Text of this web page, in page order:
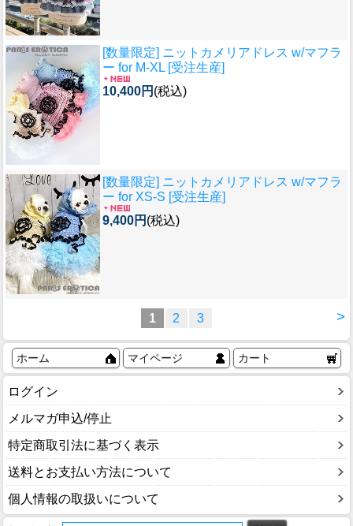
[数量限定] ニットカメリアドレス w/マフラ
ー for M-XL [受注生産]
10,400円 (税込)
[数量限定] ニットカメリアドレス w/マフラ
ー for XS-S [受注生産]
9,400円 (税込)
>
1 2 3
ホーム マイページ カート
ログイン
メルマガ申込/停止
特定商取引法に基づく表示
送料とお支払い方法について
個人情報の取扱いについて